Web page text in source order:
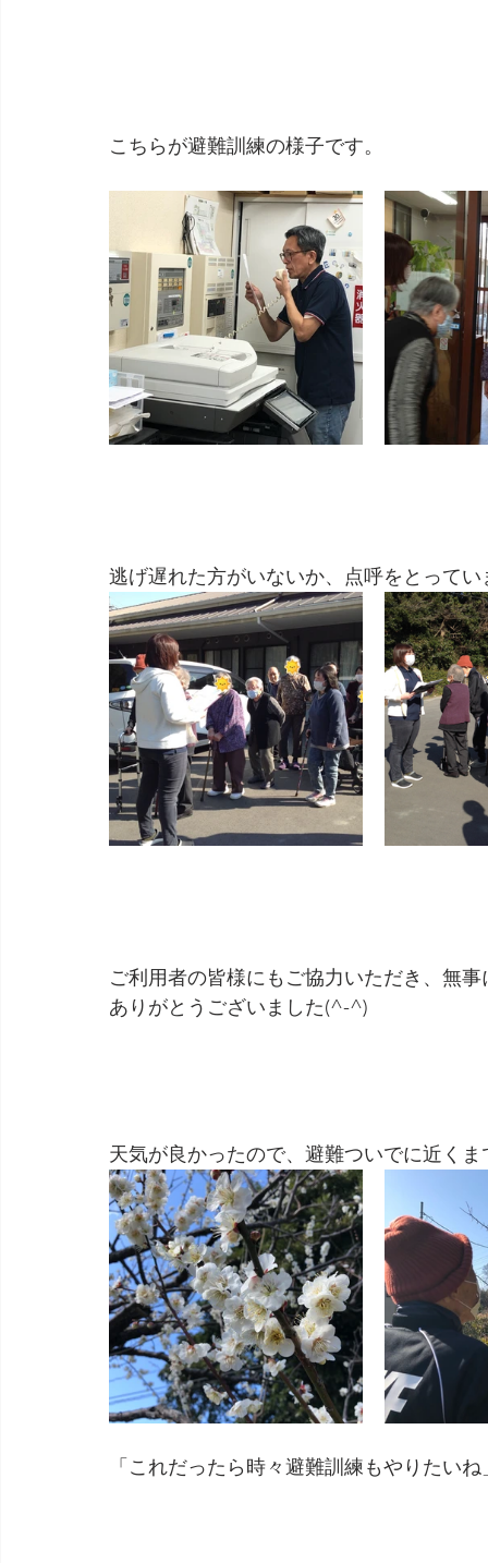
こちらが避難訓練の様子です。
逃げ遅れた方がいないか、点呼をとってい
ご利用者の皆様にもご協力いただき、無
ありがとうございました(^-^)
天気が良かったので、避難ついでに近く
「これだったら時々避難訓練もやりたい